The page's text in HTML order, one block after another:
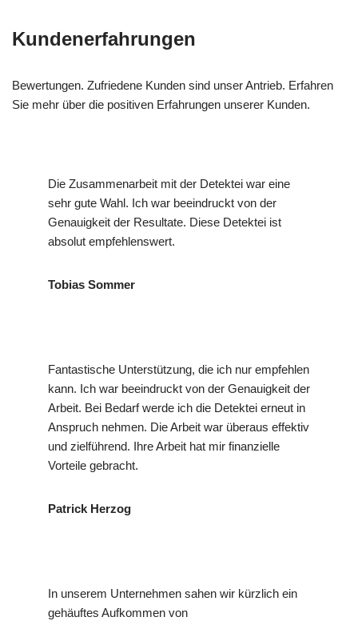
Kundenerfahrungen
Bewertungen. Zufriedene Kunden sind unser Antrieb. Erfahren
Sie mehr über die positiven Erfahrungen unserer Kunden.
Die Zusammenarbeit mit der Detektei war eine
sehr gute Wahl. Ich war beeindruckt von der
Genauigkeit der Resultate. Diese Detektei ist
absolut empfehlenswert.
Tobias Sommer
Fantastische Unterstützung, die ich nur empfehlen
kann. Ich war beeindruckt von der Genauigkeit der
Arbeit. Bei Bedarf werde ich die Detektei erneut in
Anspruch nehmen. Die Arbeit war überaus effektiv
und zielführend. Ihre Arbeit hat mir finanzielle
Vorteile gebracht.
Patrick Herzog
In unserem Unternehmen sahen wir kürzlich ein
gehäuftes Aufkommen von